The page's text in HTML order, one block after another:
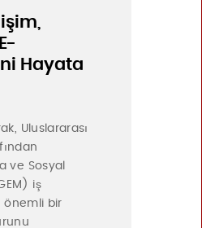
Hayata
Uluslararası
ve Sosyal
iş
önemli bir